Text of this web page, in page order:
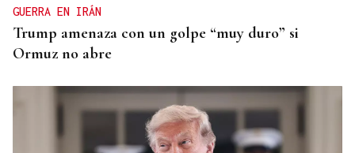
GUERRA EN IRÁN
Trump amenaza con un golpe “muy duro” si
Ormuz no abre